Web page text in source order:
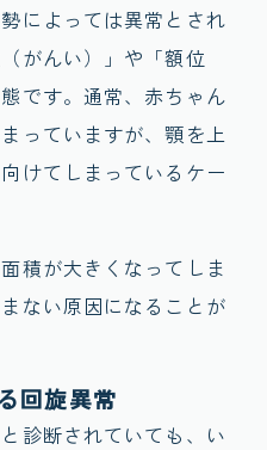
によっては異常とされ
がんい）」や「額位
です。通常、赤ちゃん
っていますが、顎を上
けてしまっているケー
積が大きくなってしま
ない原因になることが
回旋異常
診断されていても、い